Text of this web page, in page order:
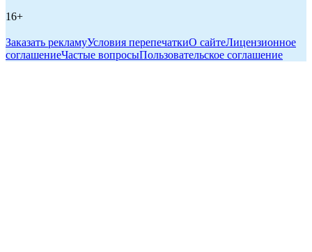
16+
Заказать рекламуУсловия перепечаткиО сайтеЛицензионное
соглашениеЧастые вопросыПользовательское соглашение